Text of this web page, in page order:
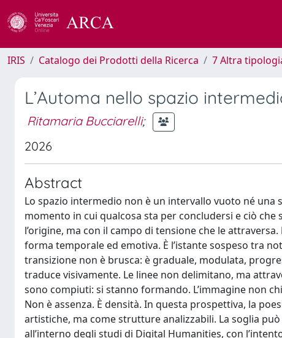
IRIS Catalogo dei Prodotti della Ricerca 7 Altra
L’Automa nello spazio
Ritamaria Bucciarelli;
2026
Abstract
Lo spazio intermedio non è un intervallo vuoto né una
momento in cui qualcosa sta per concludersi e ciò
l’origine, ma con il campo di tensione che le
forma temporale ed emotiva. È l’istante sospeso tra
transizione non è brusca: è graduale, modulata,
traduce visivamente. Le linee non delimitano, ma
sono compiuti: si stanno formando. L’immagine non
Non è assenza. È densità. In questa prospettiva, la
artistiche, ma come strutture analizzabili. La soglia
all’interno degli studi di Digital Humanities, con